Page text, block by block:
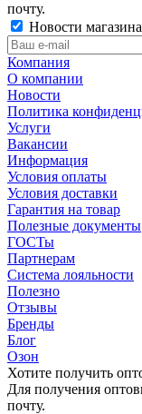
почту.
Новости магазина
Компания
О компании
Новости
Политика
Услуги
Вакансии
Информация
Условия оплаты
Условия доставки
Гарантия на товар
Полезные документы
ГОСТы
Партнерам
Система лояльности
Полезно
Отзывы
Бренды
Блог
Озон
Хотите получить
Для получения
почту.